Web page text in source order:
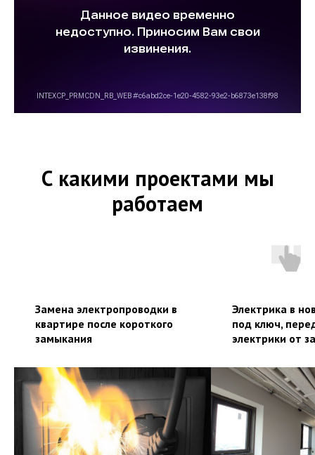
С какими проектами мы
работаем
Замена электропроводки в
квартире после короткого
замыкания
Электрика в
под ключ,
электрики от